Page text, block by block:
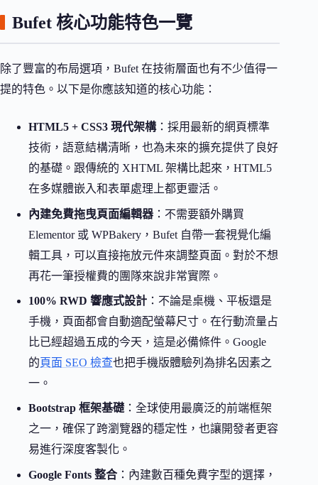
Bufet 核心功能特色一覽
除了豐富的布局選項，Bufet 在技術層面也有不少值得一
提的特色。以下是你應該知道的核心功能：
HTML5 + CSS3 現代架構：採用最新的網頁標準
技術，語意結構清晰，也為未來的擴充提供了良好
的基礎。跟傳統的 XHTML 架構比起來，HTML5
在多媒體嵌入和表單處理上都更靈活。
內建免費拖曳頁面編輯器 ：不需要額外購買
Elementor 或 WPBakery，Bufet 自帶一套視覺化編
輯工具，可以直接拖放元件來調整頁面。對於不想
再花一筆授權費的團隊來說非常實際。
100% RWD 響應式設計 ：不論是桌機、平板還是
手機，頁面都會自動適配螢幕尺寸。在行動流量占
比已經超過五成的今天，這是必備條件。Google
的頁面 SEO 檢查也把手機版體驗列為排名因素之
一。
Bootstrap 框架基礎 ：全球使用最廣泛的前端框架
之一，確保了跨瀏覽器的穩定性，也讓開發者更容
易進行深度客製化。
Google Fonts 整合 ：內建數百種免費字型的選擇，